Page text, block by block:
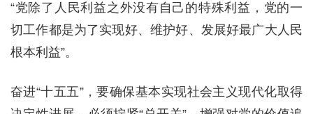
“党除了人民利益之外没有自己的特殊利益，党的一
切工作都是为了实现好、维护好、发展好最广大人民
根本利益”。
奋进“十五五”，要确保基本实现社会主义现代化取得